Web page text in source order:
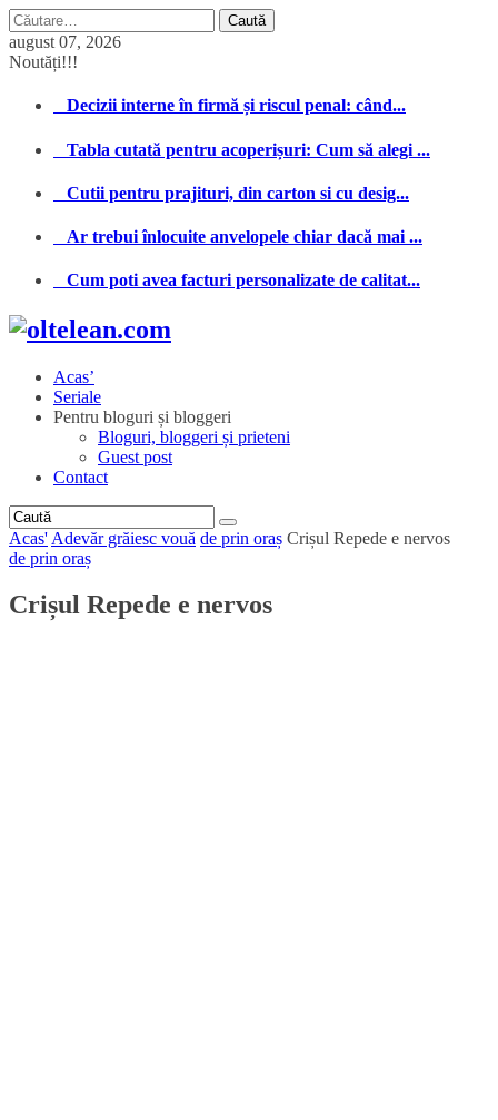
Caută
după:
august 07, 2026
Noutăți!!!
Decizii interne în firmă și riscul penal: când...
Tabla cutată pentru acoperișuri: Cum să alegi ...
Cutii pentru prajituri, din carton si cu desig...
Ar trebui înlocuite anvelopele chiar dacă mai ...
Cum poti avea facturi personalizate de calitat...
Acas’
Seriale
Pentru bloguri și bloggeri
Bloguri, bloggeri și prieteni
Guest post
Contact
Acas' Adevăr grăiesc vouă de prin oraș Crișul Repede e nervos
de prin oraș
Crișul Repede e nervos